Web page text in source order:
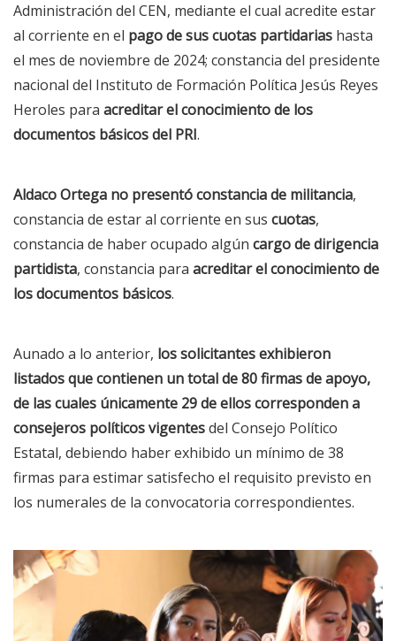
Administración del CEN, mediante el cual acredite estar
al corriente en el pago de sus cuotas partidarias hasta
el mes de noviembre de 2024; constancia del presidente
nacional del Instituto de Formación Política Jesús Reyes
Heroles para acreditar el conocimiento de los
documentos básicos del PRI.
Aldaco Ortega no presentó constancia de militancia,
constancia de estar al corriente en sus cuotas,
constancia de haber ocupado algún cargo de dirigencia
partidista, constancia para acreditar el conocimiento de
los documentos básicos.
Aunado a lo anterior, los solicitantes exhibieron
listados que contienen un total de 80 firmas de apoyo,
de las cuales únicamente 29 de ellos corresponden a
consejeros políticos vigentesdel Consejo Político
Estatal, debiendo haber exhibido un mínimo de 38
firmas para estimar satisfecho el requisito previsto en
los numerales de la convocatoria correspondientes.